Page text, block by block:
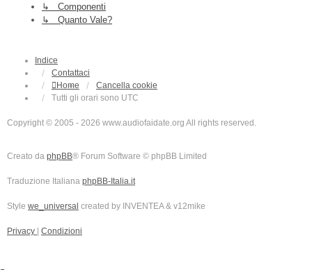
↳ Componenti
↳ Quanto Vale?
Indice
Contattaci
Home
Cancella cookie
Tutti gli orari sono UTC
Copyright © 2005 - 2026 www.audiofaidate.org All rights reserved.
Creato da phpBB® Forum Software © phpBB Limited
Traduzione Italiana phpBB-Italia.it
Style we_universal created by INVENTEA & v12mike
Privacy | Condizioni